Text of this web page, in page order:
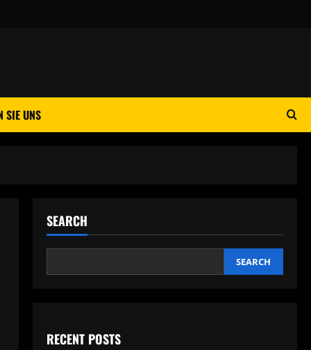
SIE UNS
SEARCH
SEARCH
RECENT POSTS